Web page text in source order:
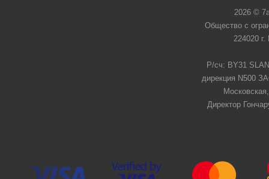
2026 ©
Общество с
224020
Р/сч: BY31
дирекция N500
Директор